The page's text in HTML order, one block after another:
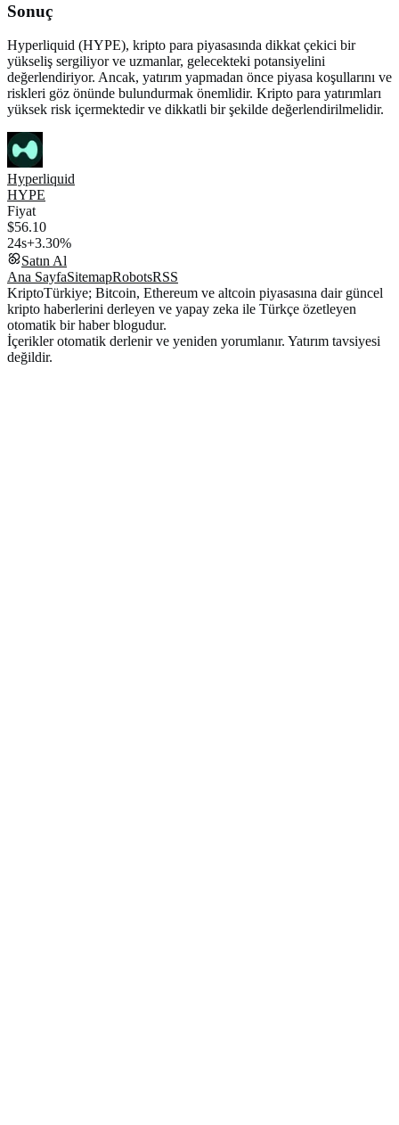
Sonuç
Hyperliquid (HYPE), kripto para piyasasında dikkat çekici bir
yükseliş sergiliyor ve uzmanlar, gelecekteki potansiyelini
değerlendiriyor. Ancak, yatırım yapmadan önce piyasa koşullarını ve
riskleri göz önünde bulundurmak önemlidir. Kripto para yatırımları
yüksek risk içermektedir ve dikkatli bir şekilde değerlendirilmelidir.
Hyperliquid
HYPE
Fiyat
$56.10
24s+3.30%
Satın Al
Ana SayfaSitemapRobotsRSS
KriptoTürkiye; Bitcoin, Ethereum ve altcoin piyasasına dair güncel
kripto haberlerini derleyen ve yapay zeka ile Türkçe özetleyen
otomatik bir haber blogudur.
İçerikler otomatik derlenir ve yeniden yorumlanır. Yatırım tavsiyesi
değildir.